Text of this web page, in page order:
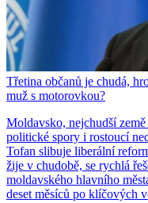
Třetina občanů je chudá,
muž s motorovkou?
Moldavsko, nejchudší
politické spory i rostoucí
Tofan slibuje liberální
žije v chudobě, se rychlá
moldavského hlavního
deset měsíců po klíčových